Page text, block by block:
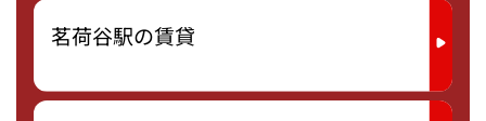
茗荷谷駅の賃貸